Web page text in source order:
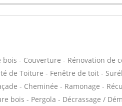
- Couverture - Rénovation de
de Toiture - Fenêtre de toit -
- Cheminée - Ramonage -
bois - Pergola - Décrassage /